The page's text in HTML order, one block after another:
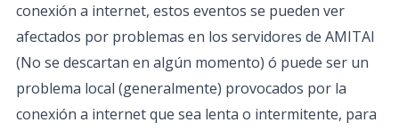
conexión a internet, estos eventos se pueden ver
afectados por problemas en los servidores de AMITAI
(No se descartan en algún momento) ó puede ser un
problema local (generalmente) provocados por la
conexión a internet que sea lenta o intermitente, para